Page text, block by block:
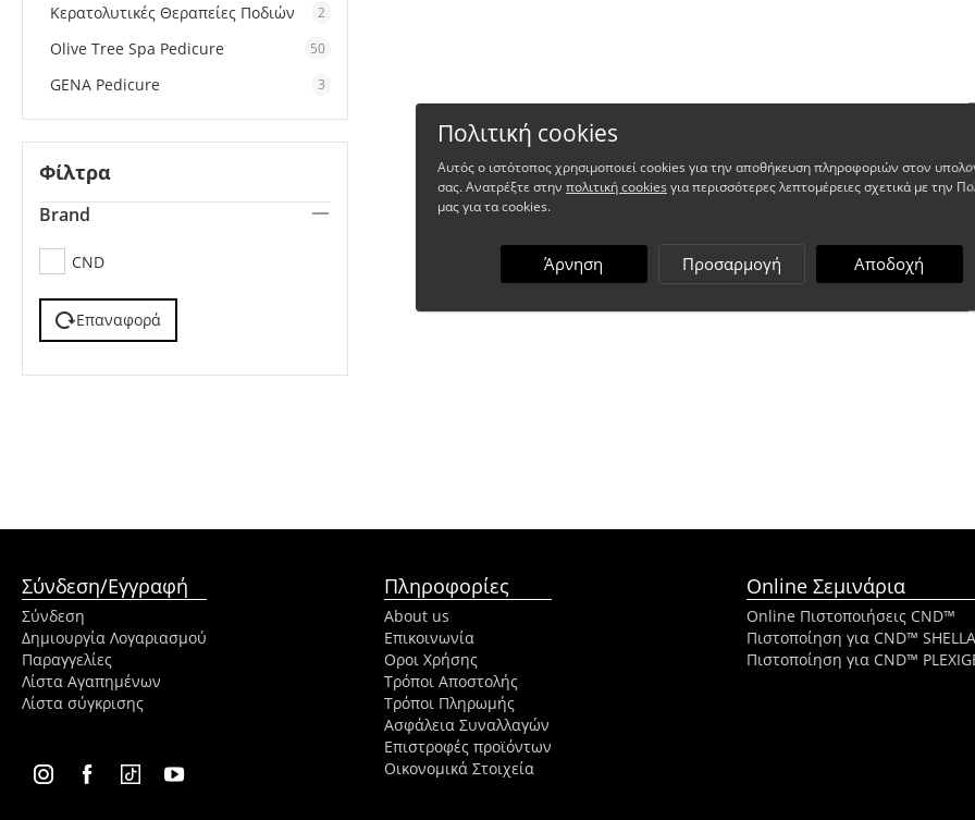
Κερατολυτικές Θεραπείες Ποδιών 2
Olive Tree Spa Pedicure 50
GENA Pedicure 3
Φίλτρα
Brand
CND
Επαναφορά
Σύνδεση/Εγγραφή
Σύνδεση
Δημιουργία Λογαριασμού
Παραγγελίες
Λίστα Αγαπημένων
Λίστα σύγκρισης
Πληροφορίες
About us
Επικοινωνία
Οροι Χρήσης
Τρόποι Αποστολής
Τρόποι Πληρωμής
Ασφάλεια Συναλλαγών
Επιστροφές προϊόντων
Οικονομικά Στοιχεία
Online Σεμινάρια
Online Πιστοποιήσεις CND™
Πιστοποίηση για CND™
Πιστοποίηση για CND™
Πολιτική cookies
Αυτός ο ιστότοπος χρησιμοποιεί cookies για την αποθήκευση πληροφοριών στον
σας. Ανατρέξτε στην πολιτική cookies για περισσότερες λεπτομέρειες σχετικά με την
μας για τα cookies.
Άρνηση Προσαρμογή Αποδοχή